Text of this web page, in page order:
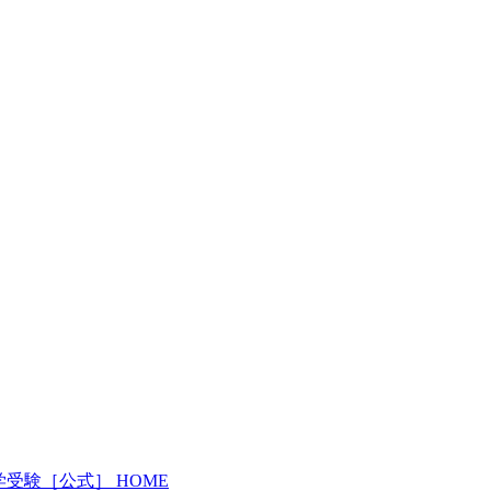
験［公式］ HOME